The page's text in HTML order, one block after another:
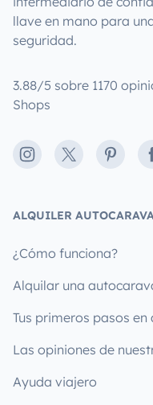
llave en mano para
seguridad.
3.88/5 sobre 1170
Shops
Instagram
X
ALQUILER
¿Cómo funciona?
Alquilar una
Tus primeros pasos
Las opiniones de
Ayuda viajero